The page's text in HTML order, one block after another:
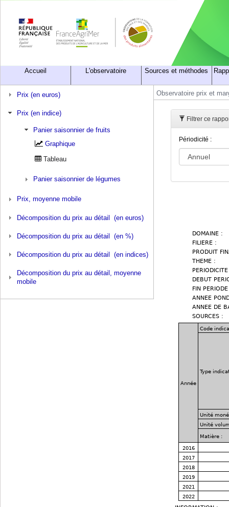
Accueil L'observatoire Sources et méthodes
Prix (en euros)
Prix (en indice)
Panier saisonnier de fruits
Graphique
Tableau
Panier saisonnier de légumes
Prix, moyenne mobile
Décomposition du prix au détail (en euros)
Décomposition du prix au détail (en %)
Décomposition du prix au détail (en indices)
Décomposition du prix au détail, moyenne
mobile
Observatoire prix et
Filtrer ce
Périodicité :